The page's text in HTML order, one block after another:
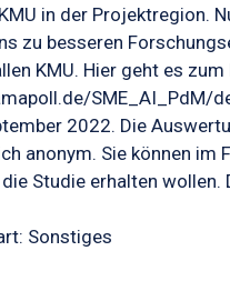
in der Projektregion.
zu besseren
KMU. Hier geht es zum
SME_AI_PdM/
2022. Die
anonym. Sie können im
die Studie erhalten wollen.
Sonstiges